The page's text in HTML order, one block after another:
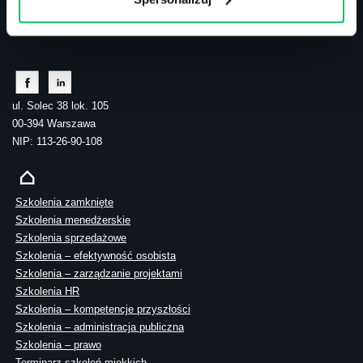
tel.: 505 273 550
ul. Solec 38 lok. 105
00-394 Warszawa
NIP: 113-26-90-108
Szkolenia zamknięte
Szkolenia menedżerskie
Szkolenia sprzedażowe
Szkolenia – efektywność osobista
Szkolenia – zarządzanie projektami
Szkolenia HR
Szkolenia – kompetencje przyszłości
Szkolenia – administracja publiczna
Szkolenia – prawo